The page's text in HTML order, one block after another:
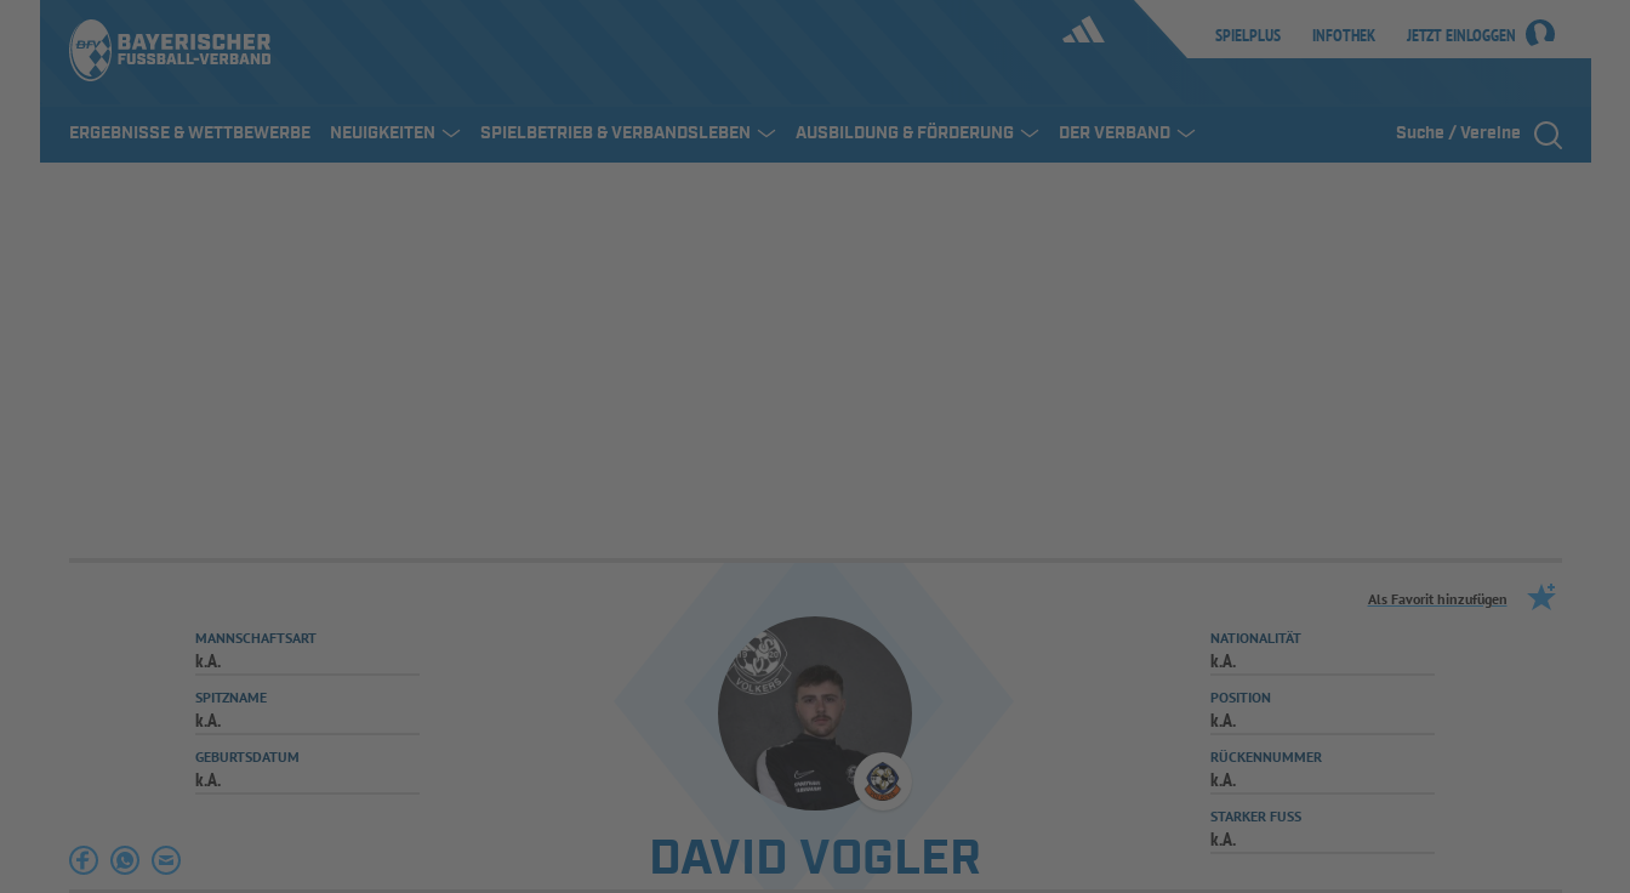
SPIELPLUS INFOTHEK JETZT EINLOGGEN
ERGEBNISSE & WETTBEWERBE NEUIGKEITEN SPIELBETRIEB & VERBANDSLEBEN AUSBILDUNG & FÖRDERUNG DER VERBAND Suche / Vereine
Als Favorit hinzufügen
DAVID VOGLER
MANNSCHAFTSART
k.A.
SPITZNAME
k.A.
GEBURTSDATUM
k.A.
NATIONALITÄT
k.A.
POSITION
k.A.
RÜCKENNUMMER
k.A.
STARKER FUSS
k.A.